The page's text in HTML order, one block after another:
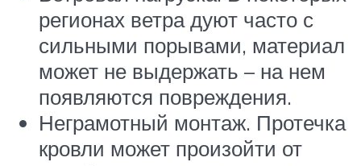
регионах ветра дуют часто с
сильными порывами, материал
может не выдержать – на нем
появляются повреждения.
Неграмотный монтаж. Протечка
кровли может произойти от